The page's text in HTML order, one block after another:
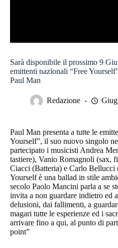
Sarà disponibile il prossimo 9
emittenti nazionali “Free
Paul Man
Redazione
Paul Man presenta a tutte le
Yourself”, il suo nuovo singolo
partecipato i musicisti Andrea
tastiere), Vanio Romagnoli (sax,
Ciacci (Batteria) e Carlo Bellucci
Yourself è una ballad in stile
secolo Paolo Mancini parla a se
invita a non guardare indietro ed
delusioni, dai fallimenti, a
magari tutte le esperienze ed i
arrivare fino a qui, al punto di
point”